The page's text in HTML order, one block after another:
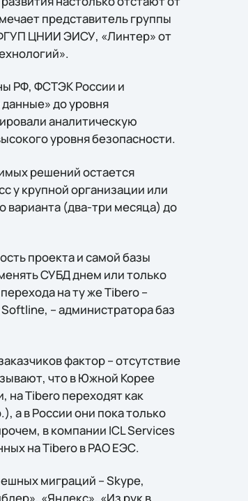
представитель группы
ЦНИИ ЭИСУ, «Линтер» от
РФ, ФСТЭК России и
до уровня
аналитическую
уровня безопасности.
решений остается
у крупной организации или
варианта (два-три месяца) до
проекта и самой базы
СУБД днем или только
на ту же Tibero –
– администратора баз
фактор – отсутствие
что в Южной Корее
на Tibero переходят как
а в России они пока только
в компании ICL Services
на Tibero в РАО ЕЭС.
миграций – Skype,